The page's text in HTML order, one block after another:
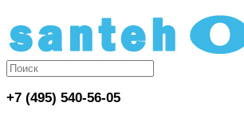
+7 (495) 540-56-05